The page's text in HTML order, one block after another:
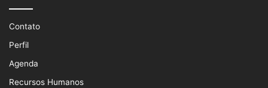
Contato
Perfil
Agenda
Recursos Humanos